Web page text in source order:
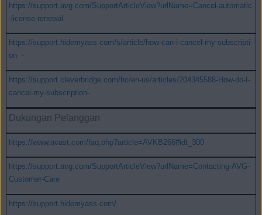
https://support.avg.com/SupportArticleView?urlName=Cancel-automatic
-license-renewal
https://support.hidemyass.com/s/article/how-can-i-cancel-my-subscripti
on
-
https://support.cleverbridge.com/hc/en-us/articles/204345588-How-do-I-
cancel-my-subscription-
Dukungan Pelanggan
https://www.avast.com/faq.php?article=AVKB266#idt_300
https://support.avg.com/SupportArticleView?urlName=Contacting-AVG-
Customer-Care
https://support.hidemyass.com/